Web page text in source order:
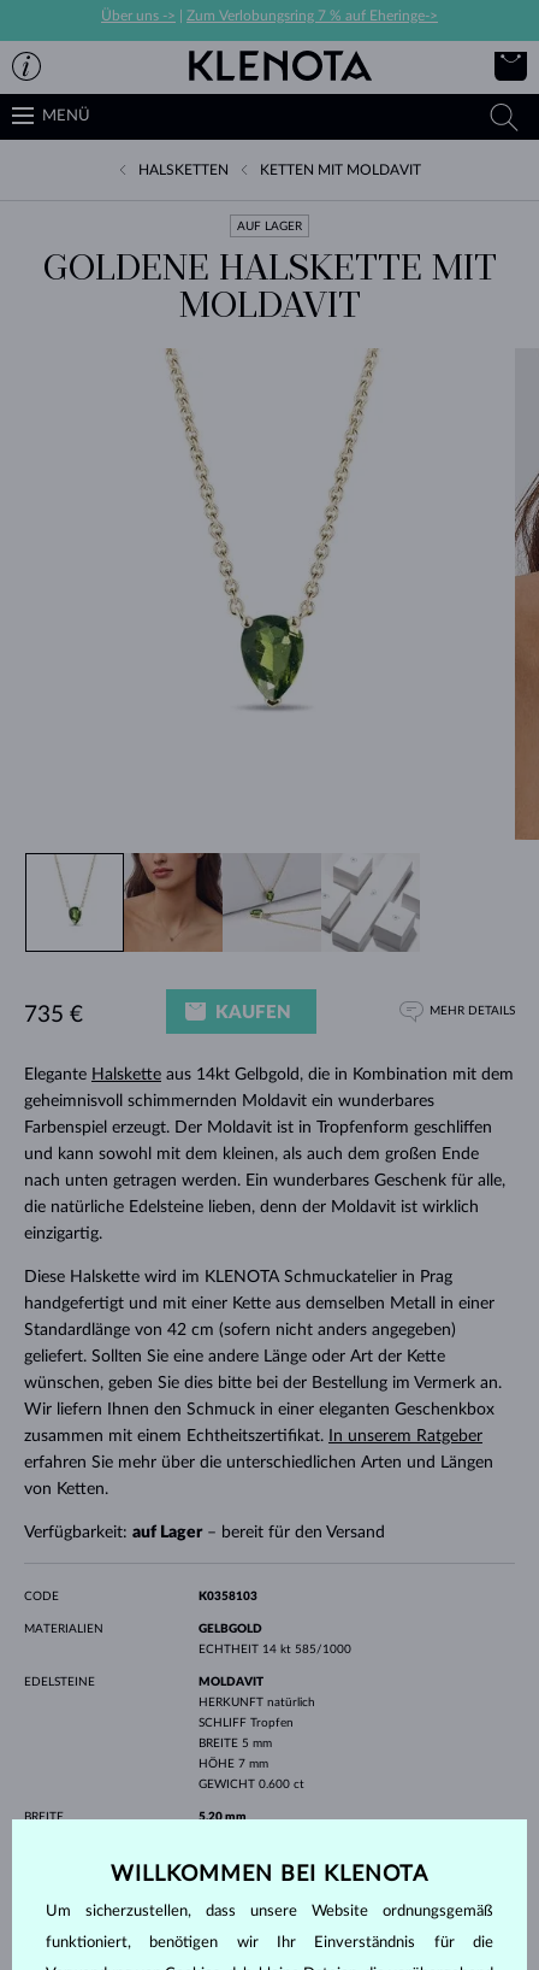
Über uns -> Zum Verlobungsring 7 % auf Eheringe->
MENÜ
HALSKETTEN KETTEN MIT MOLDAVIT
AUF LAGER
GOLDENE HALSKETTE MIT
MOLDAVIT
Elegante Halsketteaus 14kt Gelbgold, die in Kombination mit dem
geheimnisvoll schimmernden Moldavit ein wunderbares
Farbenspiel erzeugt. Der Moldavit ist in Tropfenform geschliffen
und kann sowohl mit dem kleinen, als auch dem großen Ende
nach unten getragen werden. Ein wunderbares Geschenk für alle,
die natürliche Edelsteine lieben, denn der Moldavit ist wirklich
einzigartig.
Diese Halskette wird im KLENOTA Schmuckatelier in Prag
handgefertigt und mit einer Kette aus demselben Metall in einer
Standardlänge von 42 cm (sofern nicht anders angegeben)
geliefert. Sollten Sie eine andere Länge oder Art der Kette
wünschen, geben Sie dies bitte bei der Bestellung im Vermerk an.
Wir liefern Ihnen den Schmuck in einer eleganten Geschenkbox
zusammen mit einem Echtheitszertifikat.
In unserem Ratgeber
erfahren Sie mehr über die unterschiedlichen Arten und Längen
von Ketten.
Verfügbarkeit: auf Lager– bereit für den Versand
735 € KAUFEN MEHR DETAILS
CODE K0358103
MATERIALIEN
GELBGOLD
ECHTHEIT 14 kt 585/1000
EDELSTEINE
MOLDAVIT
HERKUNFT natürlich
SCHLIFF Tropfen
BREITE 5 mm
HÖHE 7 mm
GEWICHT 0.600 ct
BREITE 5.20 mm
420.00 mm
GEWICHT 2.20 g
WILLKOMMEN BEI KLENOTA
Um sicherzustellen, dass unsere Website ordnungsgemäß
funktioniert, benötigen wir Ihr Einverständnis für die